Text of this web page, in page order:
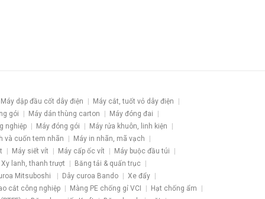
Máy dập đầu cốt dây điện
Máy cắt, tuốt vỏ dây điện
gói Máy dán thùng carton
Máy đóng đai
nghiệp Máy đóng gói
Máy rửa khuôn, linh kiện
và cuốn tem nhãn
Máy in nhãn, mã vạch
Máy siết vít Máy cấp ốc vít
Máy buộc đầu túi
Xy lanh, thanh trượt
Băng tải & quấn trục
Mitsuboshi Dây curoa Bando
Xe đẩy
cắt công nghiệp Màng PE chống gỉ VCI
Hạt chống ẩm